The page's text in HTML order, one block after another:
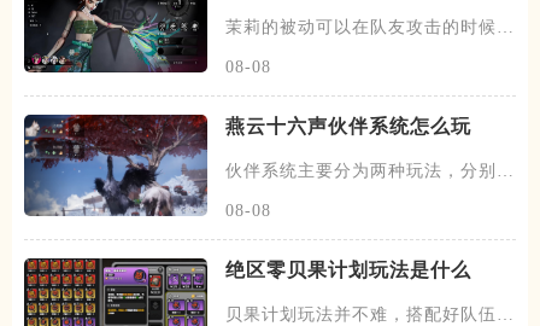
茉莉的被动可以在队友攻击的时候，
08-08
燕云十六声伙伴系统怎么玩
伙伴系统主要分为两种玩法，分别是
08-08
绝区零贝果计划玩法是什么
贝果计划玩法并不难，搭配好队伍和